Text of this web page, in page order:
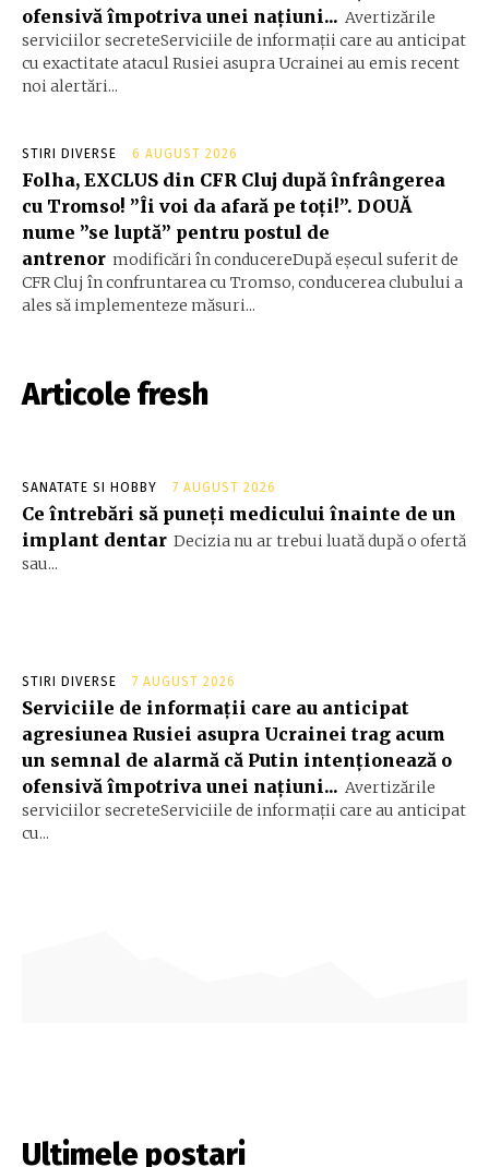
ofensivă împotriva unei națiuni... Avertizările
serviciilor secreteServiciile de informații care au anticipat
cu exactitate atacul Rusiei asupra Ucrainei au emis recent
noi alertări...
STIRI DIVERSE 6 AUGUST 2026
Folha, EXCLUS din CFR Cluj după înfrângerea
cu Tromso! ”Îi voi da afară pe toți!”. DOUĂ
nume ”se luptă” pentru postul de
antrenor modificări în conducereDupă eșecul suferit de
CFR Cluj în confruntarea cu Tromso, conducerea clubului a
ales să implementeze măsuri...
Articole fresh
SANATATE SI HOBBY 7 AUGUST 2026
Ce întrebări să puneți medicului înainte de un
implant dentar Decizia nu ar trebui luată după o ofertă
sau...
STIRI DIVERSE 7 AUGUST 2026
Serviciile de informații care au anticipat
agresiunea Rusiei asupra Ucrainei trag acum
un semnal de alarmă că Putin intenționează o
ofensivă împotriva unei națiuni... Avertizările
serviciilor secreteServiciile de informații care au anticipat
cu...
Ultimele postari